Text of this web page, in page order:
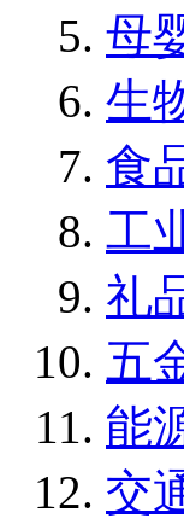
母
生
食
工
礼
五
能
交